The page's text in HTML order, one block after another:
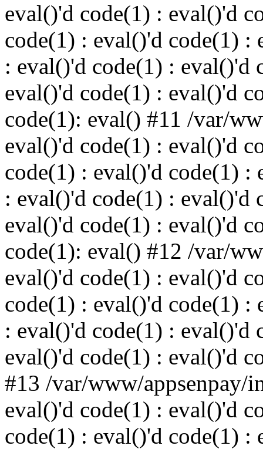
eval()'d code(1) : eval()'d
code(1) : eval()'d code(1) :
: eval()'d code(1) : eval()'d
eval()'d code(1) : eval()'d
code(1): eval() #11 /var/
eval()'d code(1) : eval()'d
code(1) : eval()'d code(1) :
: eval()'d code(1) : eval()'d
eval()'d code(1) : eval()'d
code(1): eval() #12 /var/
eval()'d code(1) : eval()'d
code(1) : eval()'d code(1) :
: eval()'d code(1) : eval()'d
eval()'d code(1) : eval()'d
#13 /var/www/appsenpay/
eval()'d code(1) : eval()'d
code(1) : eval()'d code(1) :